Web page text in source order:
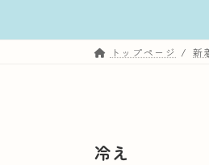
トップページ 新
冷え